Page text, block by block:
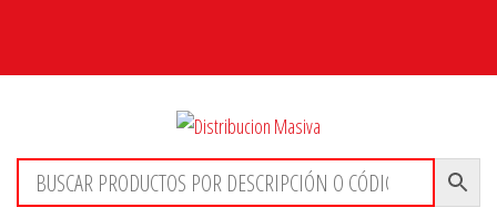
Distribucion Masiva